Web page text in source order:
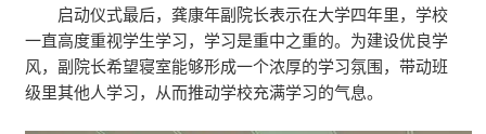
启动仪式最后，龚康年副院长表示在大学四年里，学校
一直高度重视学生学习，学习是重中之重的。为建设优良学
风，副院长希望寝室能够形成一个浓厚的学习氛围，带动班
级里其他人学习，从而推动学校充满学习的气息。